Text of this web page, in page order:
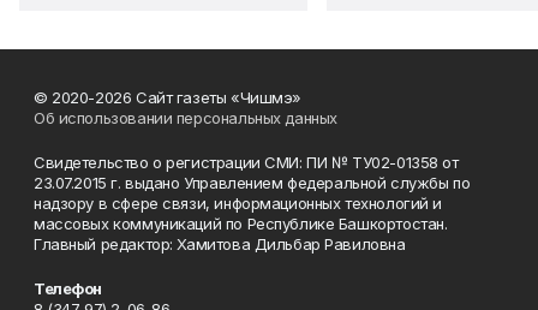
© 2020-2026 Сайт газеты «Чишмэ»
Об использовании персональных данных
Свидетельство о регистрации СМИ: ПИ № ТУ02-01358 от
23.07.2015 г. выдано Управлением федеральной службы по
надзору в сфере связи, информационных технологий и
массовых коммуникаций по Республике Башкортостан.
Главный редактор: Хамитова Дильбар Равиловна
Телефон